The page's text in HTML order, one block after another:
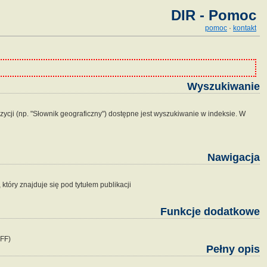
DIR - Pomoc
pomoc · kontakt
Wyszukiwanie
(np. "Słownik geograficzny") dostępne jest wyszukiwanie w indeksie. W
Nawigacja
znajduje się pod tytułem publikacji
Funkcje dodatkowe
Pełny opis